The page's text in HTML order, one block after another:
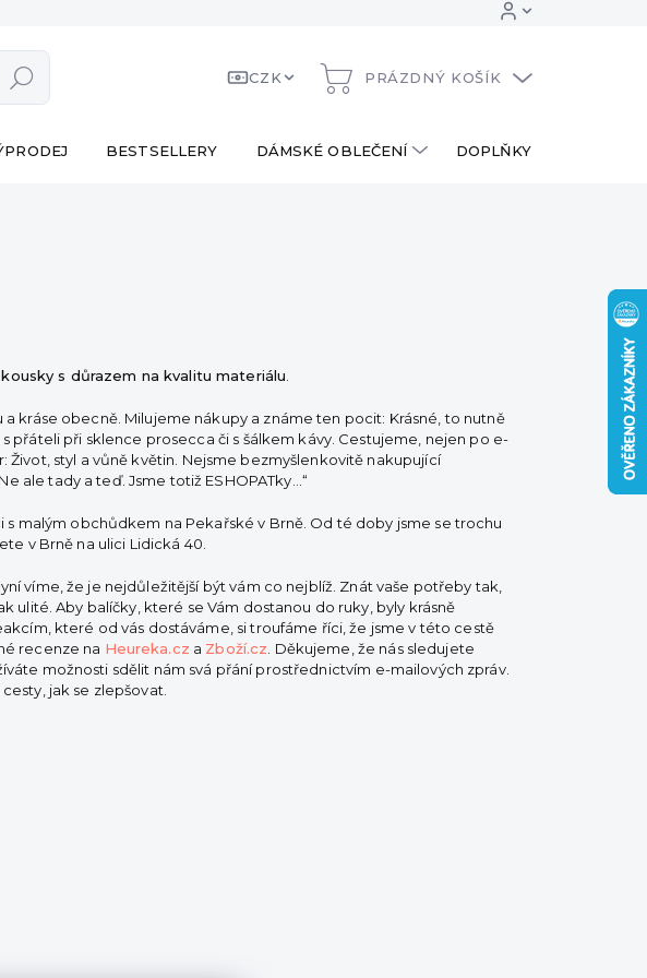
Hledat
CZK
NÁKUPNÍ
PRÁZDNÝ KOŠÍK
BESTSELLERY DÁMSKÉ OBLEČENÍ DOPLŇKY
s důrazem na kvalitu materiálu
a kráse obecně. Milujeme nákupy a známe ten pocit: Krásné, to nutně
přáteli při sklence prosecca či s šálkem kávy. Cestujeme, nejen po e-
Život, styl a vůně květin. Nejsme bezmyšlenkovitě nakupující
ale tady a teď. Jsme totiž ESHOPATky…“
s malým obchůdkem na Pekařské v Brně. Od té doby jsme se trochu
v Brně na ulici Lidická 40.
víme, že je nejdůležitější být vám co nejblíž. Znát vaše potřeby tak,
ulité. Aby balíčky, které se Vám dostanou do ruky, byly krásně
které od vás dostáváme, si troufáme říci, že jsme v této cestě
recenze na Heureka.cz a Zboží.cz . Děkujeme, že nás sledujete
možnosti sdělit nám svá přání prostřednictvím e-mailových zpráv.
jak se zlepšovat.